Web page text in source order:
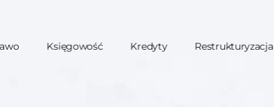
Księgowość Kredyty Restrukturyzacja